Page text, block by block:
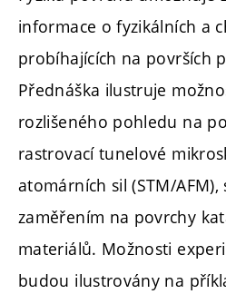
informace o fyzikálních a
probíhajících na površích
Přednáška ilustruje
rozlišeného pohledu na
rastrovací tunelové
atomárních sil (STM/
zaměřením na povrchy
materiálů. Možnosti
budou ilustrovány na